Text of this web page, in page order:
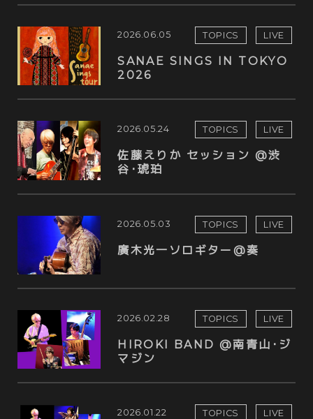
2026.06.05 TOPICS LIVE
SANAE SINGS IN TOKYO
2026
2026.05.24 TOPICS LIVE
佐藤えりか セッション @渋
谷･琥珀
2026.05.03 TOPICS LIVE
廣木光一ソロギター@奏
2026.02.28 TOPICS LIVE
HIROKI BAND @南青山･ジ
マジン
2026.01.22 TOPICS LIVE